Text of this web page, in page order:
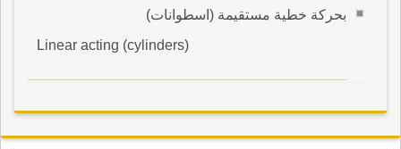
بحركة خطية مستقيمة (اسطوانات)
Linear acting (cylinders)